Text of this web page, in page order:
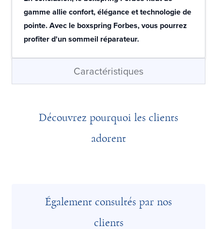
gamme allie confort, élégance et technologie de
pointe. Avec le boxspring Forbes, vous pourrez
profiter d'un sommeil réparateur.
Caractéristiques
Découvrez pourquoi les clients
adorent
Également consultés par nos
clients